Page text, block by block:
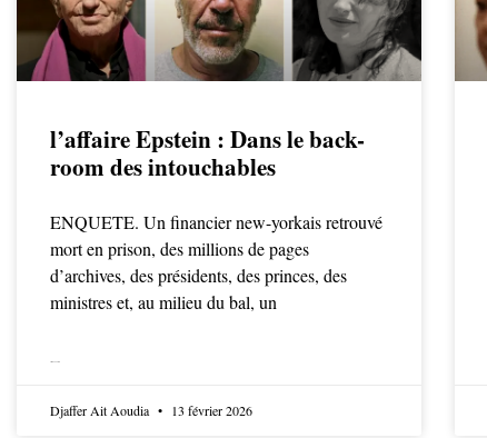
l’affaire Epstein : Dans le back-
room des intouchables
ENQUETE. Un financier new-yorkais retrouvé
mort en prison, des millions de pages
d’archives, des présidents, des princes, des
ministres et, au milieu du bal, un
Djaffer Ait Aoudia 13 février 2026